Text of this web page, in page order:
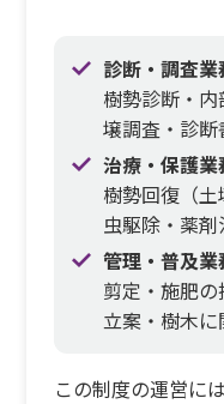
診断・調査業
樹勢診断・
壌調査・診断
治療・保護業
樹勢回復（
虫駆除・薬
管理・普及業
剪定・施肥
立案・樹木
この制度の運営に